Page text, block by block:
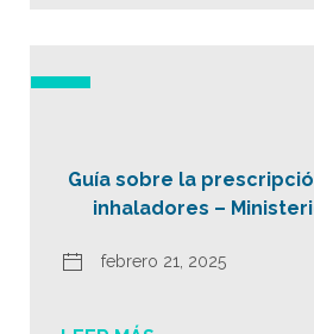
Guía sobre la
inhaladores –
febrero 21, 2025